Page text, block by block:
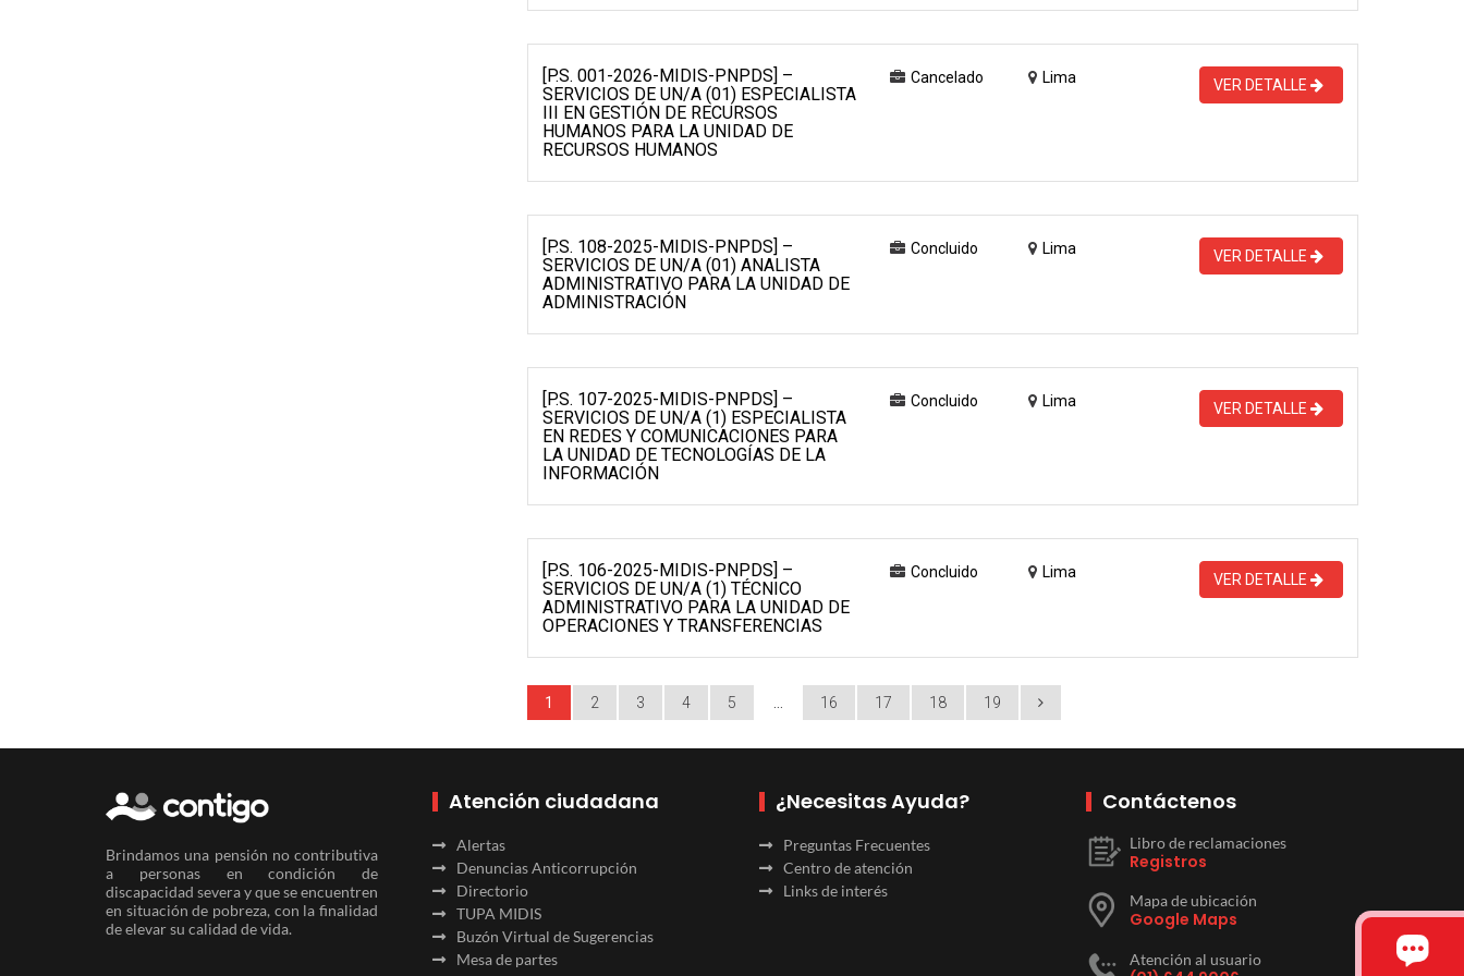
[P.S. 001-2026-MIDIS-PNPDS] –
SERVICIOS DE UN/A (01) ESPECIALISTA
III EN GESTIÓN DE RECURSOS
HUMANOS PARA LA UNIDAD DE
RECURSOS HUMANOS
Cancelado Lima VER DETALLE
[P.S. 108-2025-MIDIS-PNPDS] –
SERVICIOS DE UN/A (01) ANALISTA
ADMINISTRATIVO PARA LA UNIDAD DE
ADMINISTRACIÓN
Concluido Lima VER DETALLE
[P.S. 107-2025-MIDIS-PNPDS] –
SERVICIOS DE UN/A (1) ESPECIALISTA
EN REDES Y COMUNICACIONES PARA
LA UNIDAD DE TECNOLOGÍAS DE LA
INFORMACIÓN
Concluido Lima VER DETALLE
[P.S. 106-2025-MIDIS-PNPDS] –
SERVICIOS DE UN/A (1) TÉCNICO
ADMINISTRATIVO PARA LA UNIDAD DE
OPERACIONES Y TRANSFERENCIAS
Concluido Lima VER DETALLE
1 2 3 4 5 16 17 18 19
Brindamos una pensión no contributiva
a personas en condición de
discapacidad severa y que se encuentren
en situación de pobreza, con la finalidad
de elevar su calidad de vida.
Atención ciudadana
Alertas
Denuncias Anticorrupción
Directorio
TUPA MIDIS
Buzón Virtual de Sugerencias
Mesa de partes
¿Necesitas Ayuda?
Preguntas Frecuentes
Centro de atención
Links de interés
Contáctenos
Libro de reclamaciones
Registros
Mapa de ubicación
Google Maps
Atención al usuario